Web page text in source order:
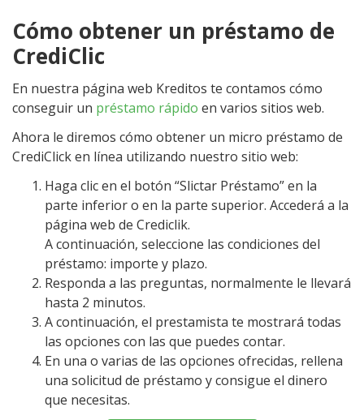
Cómo obtener un préstamo de
CrediClic
En nuestra página web Kreditos te contamos cómo
conseguir un préstamo rápido en varios sitios web.
Ahora le diremos cómo obtener un micro préstamo de
CrediClick en línea utilizando nuestro sitio web:
Haga clic en el botón “Slictar Préstamo” en la
parte inferior o en la parte superior. Accederá a la
página web de Crediclik.
A continuación, seleccione las condiciones del
préstamo: importe y plazo.
Responda a las preguntas, normalmente le llevará
hasta 2 minutos.
A continuación, el prestamista te mostrará todas
las opciones con las que puedes contar.
En una o varias de las opciones ofrecidas, rellena
una solicitud de préstamo y consigue el dinero
que necesitas.